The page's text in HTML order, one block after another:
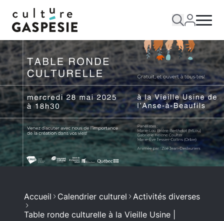
Accueil Calendrier culturel
Activités diverses
Table ronde culturelle à la Vieille Usine |